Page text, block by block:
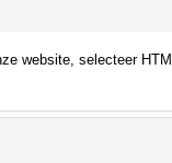
website, selecteer